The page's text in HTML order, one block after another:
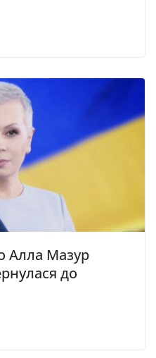
Алла Мазур
до